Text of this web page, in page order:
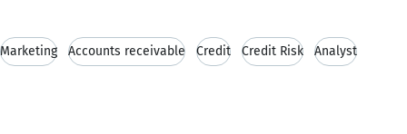
Marketing Accounts receivable Credit Credit Risk Analyst